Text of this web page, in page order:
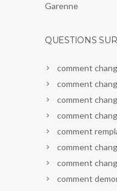
Garenne
QUESTIONS
comment
comment
comment
comment
comment
comment
comment
comment